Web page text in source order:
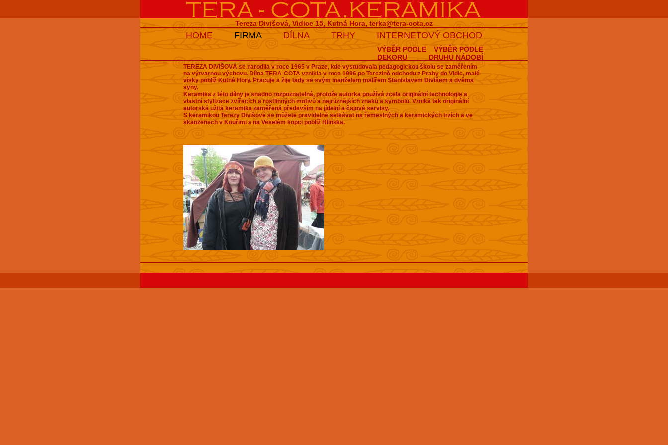
Tereza Divišová, Vidice 15, Kutná Hora, terka@tera-cota.cz
HOME FIRMA DÍLNA TRHY INTERNETOVÝ OBCHOD
VÝBĚR PODLE
DRUHU NÁDOBÍ
VÝBĚR PODLE
DEKORU
TEREZA DIVIŠOVÁ se narodila v roce 1965 v Praze, kde vystudovala pedagogickou školu se zaměřením
na výtvarnou výchovu. Dílna TERA-COTA vznikla v roce 1996 po Terezině odchodu z Prahy do Vidic, malé
vísky poblíž Kutné Hory. Pracuje a žije tady se svým manželem malířem Stanislavem Divišem a dvěma
syny.
Keramika z této dílny je snadno rozpoznatelná, protože autorka používá zcela originální technologie a
vlastní stylizace zvířecích a rostlinných motivů a nejrůznějších znaků a symbolů. Vzniká tak originální
autorská užitá keramika zaměřená především na jídelní a čajové servisy.
S keramikou Terezy Divišové se můžete pravidelně setkávat na řemeslných a keramických trzích a ve
skanzenech v Kouřimi a na Veselém kopci poblíž Hlinska.